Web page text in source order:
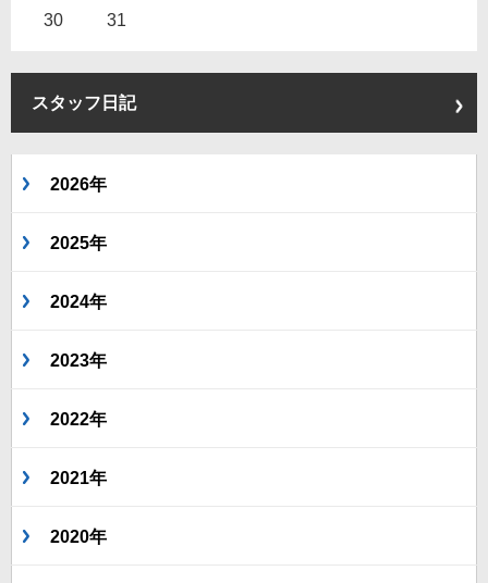
30 31
スタッフ日記
2026年
2025年
2024年
2023年
2022年
2021年
2020年